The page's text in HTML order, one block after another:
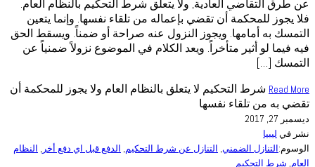
عن طرق التقاضي العادية, ولا يتعلق شرط التحكيم بالنظام العام.
فلا يجوز للمحكمة أن تقضي بإعماله من تلقاء نفسها. وإنما يتعين
التمسك به أمامها. ويجوز النزول عنه صراحة أو ضمناً. ويسقط الحق
فيه فيما لو أثير متأخراً. ويعد الكلام في الموضوع نزولاً ضمنياً عن
التمسك […]
Read More شرط التحكيم لا يتعلق بالنظام العام ولا يجوز للمحكمة أن
تقضي به من تلقاء نفسها
ديسمبر 27, 2017
نشر في ليبيا
الوسوم:التنازل الضمني, التنازل عن شرط التحكيم, الدفع قبل اي دفع أخر , النظام
العام, شرط التحكيم